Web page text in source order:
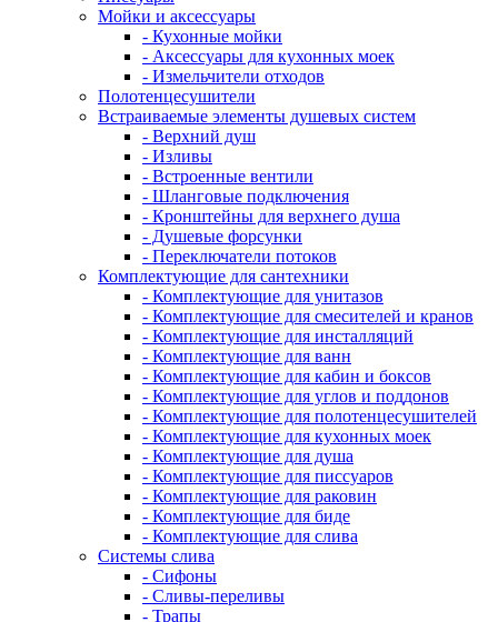
Мойки и аксессуары
- Кухонные мойки
- Аксессуары для кухонных моек
- Измельчители отходов
Полотенцесушители
Встраиваемые элементы душевых систем
- Верхний душ
- Изливы
- Встроенные вентили
- Шланговые подключения
- Кронштейны для верхнего душа
- Душевые форсунки
- Переключатели потоков
Комплектующие для сантехники
- Комплектующие для унитазов
- Комплектующие для смесителей и кранов
- Комплектующие для инсталляций
- Комплектующие для ванн
- Комплектующие для кабин и боксов
- Комплектующие для углов и поддонов
- Комплектующие для полотенцесушителей
- Комплектующие для кухонных моек
- Комплектующие для душа
- Комплектующие для писсуаров
- Комплектующие для раковин
- Комплектующие для биде
- Комплектующие для слива
Системы слива
- Сифоны
- Сливы-переливы
- Трапы